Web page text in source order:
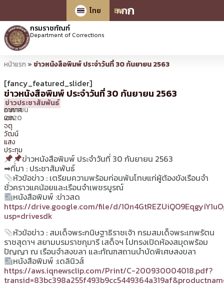
กกก
ไทย
EN
กรมราชทัณฑ์
Department of Corrections
หน้าแรก » ข่าวหนังสือพิมพ์ ประจำวันที่ 30 กันยายน 2563
[fancy_featured_slider]
ข่าวหนังสือพิมพ์ ประจำวันที่ 30 กันยายน 2563
30
กันยายน
2020
09:31 น.
โดย
จ่า
อากาศ
เอก
จตุ
วัฒน์
แสง
ประทุม
ข่าวประชาสัมพันธ์
ข่าวหนังสือพิมพ์ ประจำวันที่ 30 กันยายน 2563
➡ที่มา : ประชาสัมพันธ์
หัวข้อข่าว : เตรียมความพร้อมก่อนพ้นโทษแก่ผู้ต้องขังเรือนจำ
ชั่วคราวแคน้อยและเรือนจำเพชรบูรณ์
หนังสือพิมพ์ :ข่าวสด
https://drive.google.com/file/d/
usp=drivesdk
หัวข้อข่าว : สมเด็จพระกนิษฐาธิราชเจ้า กรมสมเด็จพระเทพรัตน
ราชสุดาฯ สยามบรมราชกุมารี เสด็จฯ ไปทรงเปิดห้องสมุดพร้อม
ปัญญา ณ เรือนจำสงขลา และทัณฑสถานบำบัดพิเศษสงขลา
หนังสือพิมพ์ :เดลินิวส์
https://aws.iqnewsclip.com/Print/C-200930004018.pdf?